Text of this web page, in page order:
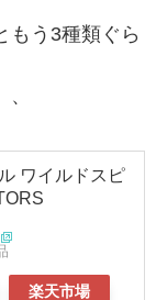
もう3種類ぐら
ワイルドスピ
楽天市場